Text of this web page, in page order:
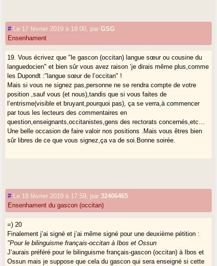
# Le 17 février 2019 à 18:00 parGSG
Ensenhament
19. Vous écrivez que "le gascon (occitan) langue sœur ou cousine du
languedocien" et bien sûr vous avez raison ’je dirais même plus,comme
les Dupondt :"langue sœur de l’occitan" !
Mais si vous ne signez pas,personne ne se rendra compte de votre
position ,sauf vous (et nous),tandis que si vous faites de
l’entrisme(visible et bruyant,pourquoi pas), ça se verra,à commencer
par tous les lecteurs des commentaires en
question,enseignants,occitanistes,gens des rectorats concernés,etc…
Une belle occasion de faire valoir nos positions .Mais vous êtres bien
sûr libres de ce que vous signez,ça va de soi.Bonne soirée.
# Le 18 février 2019 à 17:59 par32406465
Ensenhament du gascon (occitan)
=) 20
Finalement j’ai signé et j’ai même signé pour une deuxième pétition :
"Pour le bilinguisme français-occitan à Ibos et Ossun
J’aurais préféré pour le bilinguisme français-gascon (occitan) à Ibos et
Ossun mais je suppose que cela du gascon qui sera enseigné si cette